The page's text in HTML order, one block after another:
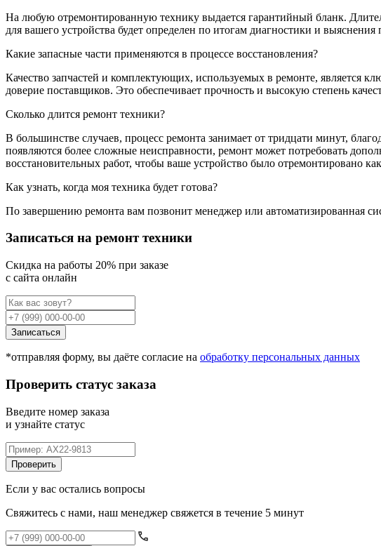
На любую отремонтированную технику выдается гарантийный бланк.
для вашего устройства будет определен по итогам диагностики и
Какие запасные части применяются в процессе восстановления?
Качество запчастей и комплектующих, используемых в ремонте, является
доверие поставщиков. Это обеспечивает прочность и высокую степень
Сколько длится ремонт техники?
В большинстве случаев, процесс ремонта занимает от тридцати минут,
появляются более сложные неисправности, ремонт может потребовать
восстановительных работ, чтобы ваше устройство было отремонтировано
Как узнать, когда моя техника будет готова?
По завершению ремонта вам позвонит менеджер или автоматизированная
Записаться на ремонт техники
Cкидка на работы 20% при заказе
с сайта онлайн
Записаться
*отправляя форму, вы даёте согласие на обработку персональных данных
Проверить статус заказа
Введите номер заказа
и узнайте статус
Проверить
Если у вас остались вопросы
Свяжитесь с нами, наш менеджер свяжется в течение 5 минут